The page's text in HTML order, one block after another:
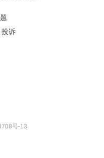
投诉
号-13